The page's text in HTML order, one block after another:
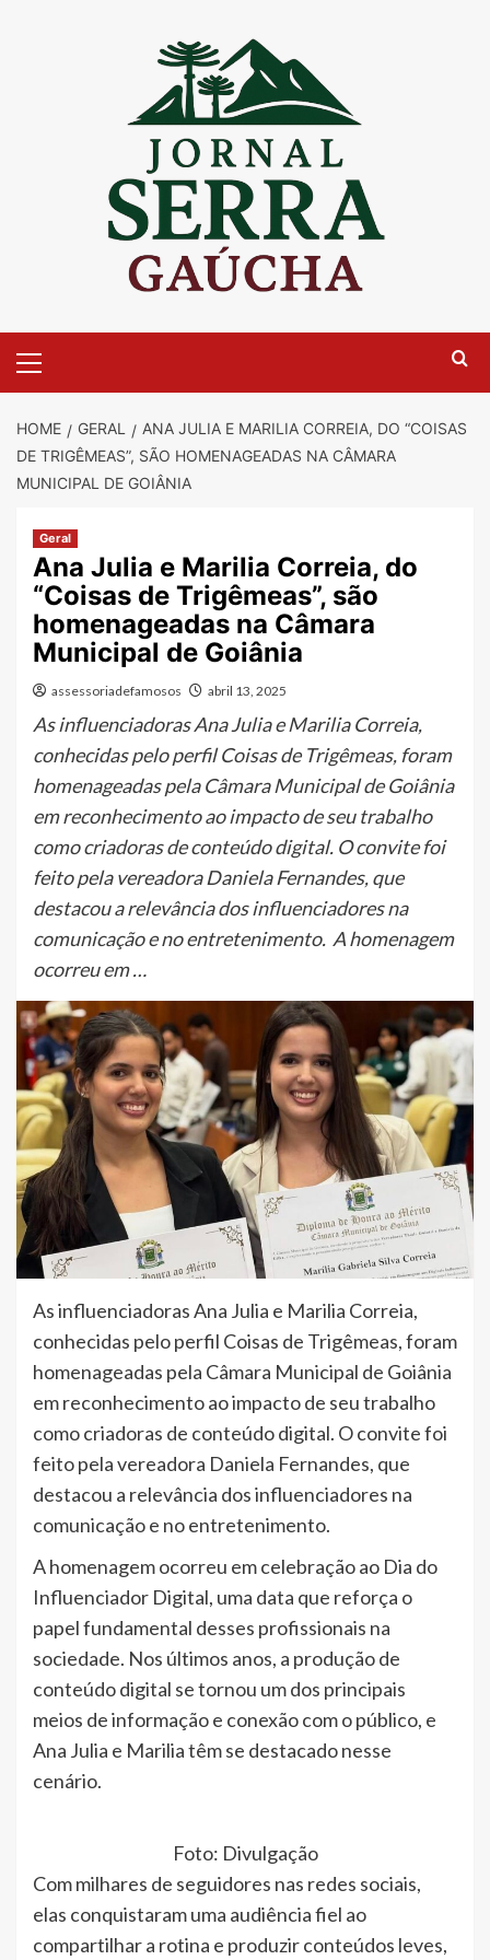
Menu
HOME GERAL
ANA JULIA E MARILIA CORREIA, DO “COISAS
DE TRIGÊMEAS”, SÃO HOMENAGEADAS NA CÂMARA
MUNICIPAL DE GOIÂNIA
Geral
Ana Julia e Marilia Correia, do
“Coisas de Trigêmeas”, são
homenageadas na Câmara
Municipal de Goiânia
assessoriadefamosos abril 13, 2025
As influenciadoras Ana Julia e Marilia Correia,
conhecidas pelo perfil Coisas de Trigêmeas, foram
homenageadas pela Câmara Municipal de Goiânia
em reconhecimento ao impacto de seu trabalho
como criadoras de conteúdo digital. O convite foi
feito pela vereadora Daniela Fernandes, que
destacou a relevância dos influenciadores na
comunicação e no entretenimento. A homenagem
ocorreu em …
As influenciadoras Ana Julia e Marilia Correia,
conhecidas pelo perfil Coisas de Trigêmeas, foram
homenageadas pela Câmara Municipal de Goiânia
em reconhecimento ao impacto de seu trabalho
como criadoras de conteúdo digital. O convite foi
feito pela vereadora Daniela Fernandes, que
destacou a relevância dos influenciadores na
comunicação e no entretenimento.
A homenagem ocorreu em celebração ao Dia do
Influenciador Digital, uma data que reforça o
papel fundamental desses profissionais na
sociedade. Nos últimos anos, a produção de
conteúdo digital se tornou um dos principais
meios de informação e conexão com o público, e
Ana Julia e Marilia têm se destacado nesse
cenário.
Foto: Divulgação
Com milhares de seguidores nas redes sociais,
elas conquistaram uma audiência fiel ao
compartilhar a rotina e produzir conteúdos leves,